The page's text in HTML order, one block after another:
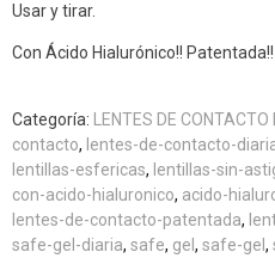
Usar y tirar.
Con Ácido Hialurónico!! Patentada!!
Categoría: LENTES DE CONTACTO
contacto
lentes-de-contacto-
lentillas-esfericas
lentillas-sin-
con-acido-hialuronico acido-
lentes-de-contacto-patentada
safe-gel-diaria safe gel safe-gel